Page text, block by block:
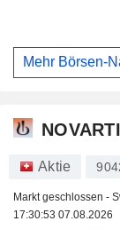
Mehr Börsen-
Aktie
Markt geschlossen -
17:30:53 07.08.2026